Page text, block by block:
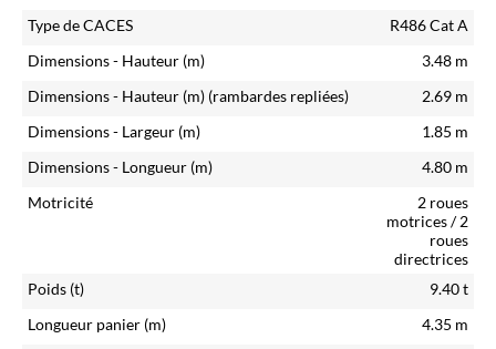
Type de CACES
R486 Cat A
Dimensions - Hauteur (m)
3.48 m
Dimensions - Hauteur (m) (rambardes repliées) 2.69 m
Dimensions - Largeur (m)
1.85 m
Dimensions - Longueur (m)
4.80 m
Motricité
2 roues
motrices / 2
roues
directrices
Poids (t)
9.40t
Longueur panier (m)
4.35 m